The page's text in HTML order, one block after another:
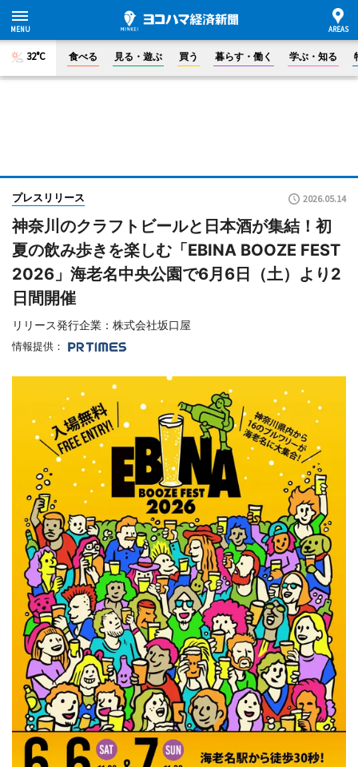
32°C 食べる 見る・遊ぶ 買う 暮らす・働く 学ぶ・知る
プレスリリース 2026.05.14
神奈川のクラフトビールと日本酒が集結！初
夏の飲み歩きを楽しむ「EBINA BOOZE FEST
2026」海老名中央公園で6月6日（土）より2
日間開催
リリース発行企業：株式会社坂口屋
情報提供：